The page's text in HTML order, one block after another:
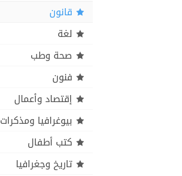
قانون
لغة
صحة وطب
فنون
إقتصاد وأعمال
بيوغرافيا ومذكرات
كتب أطفال
تاريخ وجغرافيا